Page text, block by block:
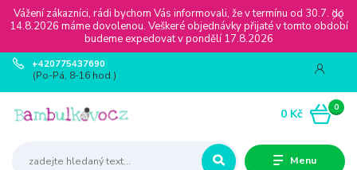
Vážení zákazníci, rádi bychom Vás informovali, že v termínu od 30.7. do
14.8.2026 máme dovolenou. Veškeré objednávky přijaté v tomto období
budeme expedovat v pondělí 17.8.2026
Menu
+420775437690
(Po-Pá, 8-16 hod.)
0
0 Kč